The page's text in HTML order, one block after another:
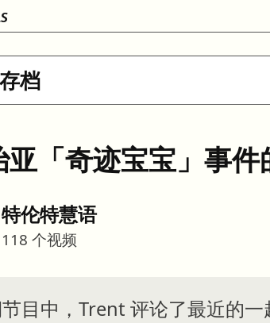
档
亚「奇迹宝宝」事件
特伦特慧语
118 个视频
目中，Trent 评论了最近的